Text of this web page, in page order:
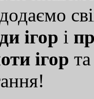
ігор і
ігор